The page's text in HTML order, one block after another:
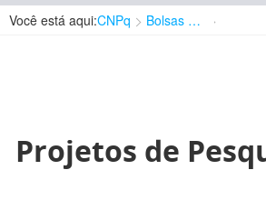
Você está aqui:CNPq Bolsas e Auxílios Vigentes
Projetos de